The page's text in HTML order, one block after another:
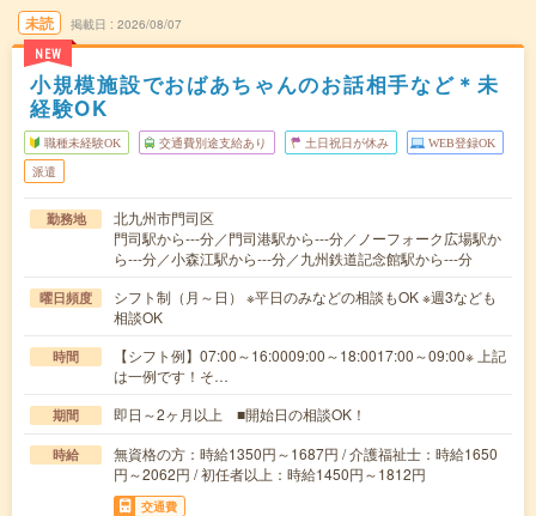
未読
NEW
掲載日 2026/08/07
小規模施設でおばあちゃんのお話相手など＊未
経験OK
職種未経験OK 交通費別途支給あり 土日祝日が休み WEB登録OK
派遣
勤務地
北九州市門司区
門司駅から---分／門司港駅から---分／ノーフォーク広場駅か
ら---分／小森江駅から---分／九州鉄道記念館駅から---分
曜日頻度
シフト制（月～日） ※平日のみなどの相談もOK ※週3なども
相談OK
時間
【シフト例】07:00～16:0009:00～18:0017:00～09:00※ 上記
は一例です！そ…
期間 即日～2ヶ月以上 ■開始日の相談OK！
時給
無資格の方：時給1350円～1687円 / 介護福祉士：時給1650
円～2062円 / 初任者以上：時給1450円～1812円
交通費